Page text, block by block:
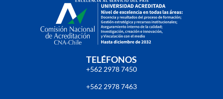
TELÉFONOS
+562 2978 7450
+562 2978 7463